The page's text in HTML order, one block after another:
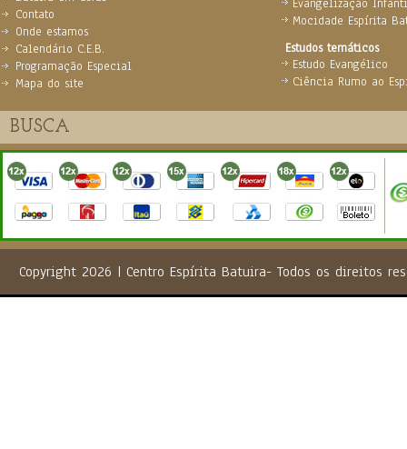
Evangelização
Mocidade Espírita
Estudos temáticos
Estudo Evangélico
Ciência Rumo ao
Contato
Onde estamos
Calendário C.E.B.
Programação Especial
Mapa do site
Copyright 2026 | Centro Espírita Batuira- Todos os